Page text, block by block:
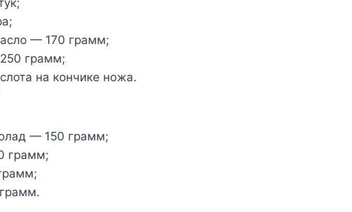
— 170 грамм;
грамм;
на кончике ножа.
— 150 грамм;
грамм;